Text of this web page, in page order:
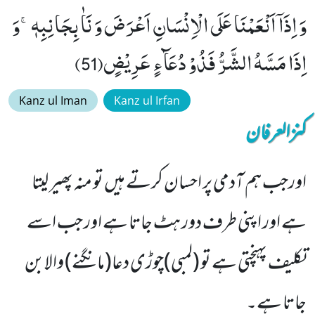
وَ اِذَاۤ اَنْعَمْنَا عَلَى الْاِنْسَانِ اَعْرَضَ وَ نَاٰ بِجَانِبِهٖۚ-وَ
اِذَا مَسَّهُ الشَّرُّ فَذُوْ دُعَآءٍ عَرِیْضٍ(51)
Kanz ul Iman Kanz ul Irfan
کنزالعرفان
اورجب ہم آدمی پر احسان کرتے ہیں تو منہ پھیر لیتا
ہے اور اپنی طرف دور ہٹ جاتا ہے اور جب اسے
تکلیف پہنچتی ہے تو (لمبی)چوڑی دعا(مانگنے) والابن
جاتا ہے۔